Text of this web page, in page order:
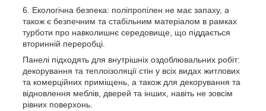
Екологічна безпека: поліпропілен не має запаху, а
також є безпечним та стабільним матеріалом в рамках
турботи про навколишнє середовище, що піддається
вторинній переробці.
Панелі підходять для внутрішніх оздоблювальних робіт:
декорування та теплоізоляції стін у всіх видах житлових
та комерційних приміщень, а також для декорування та
відновлення меблів, дверей та інших, навіть не зовсім
рівних поверхонь.